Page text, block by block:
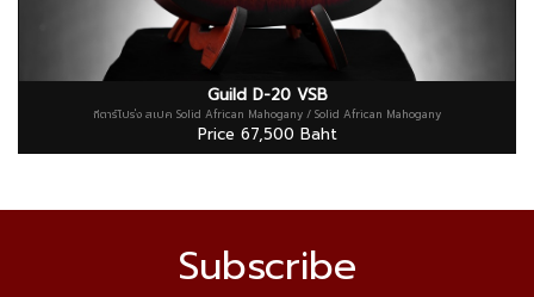
Guild D-20 VSB
กีตาร์โปร่ง สเปค Solid African Mahogany / Solid African Mahogany
Price 67,500 Baht
Subscribe